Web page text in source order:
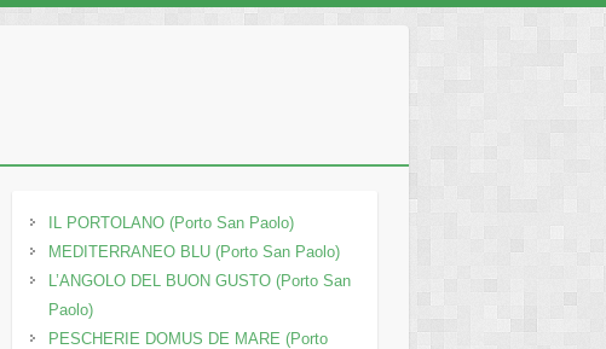
IL PORTOLANO (Porto San Paolo)
MEDITERRANEO BLU (Porto San Paolo)
L’ANGOLO DEL BUON GUSTO (Porto San
Paolo)
PESCHERIE DOMUS DE MARE (Porto